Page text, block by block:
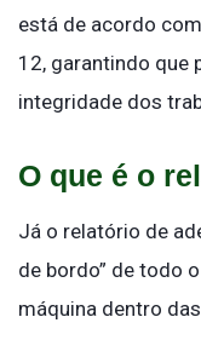
está de acordo
12, garantindo que
integridade dos
O que é o
Já o relatório de
de bordo” de todo
máquina dentro das